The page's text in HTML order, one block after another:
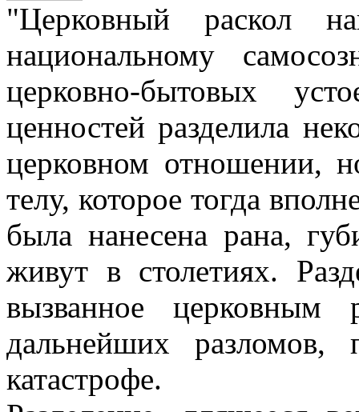
"Церковный раскол
национальному
церковно-бытовых
ценностей разделила
церковном отношении,
телу, которое тогда
была нанесена рана,
живут в столетиях.
вызванное церковным
дальнейших разломов,
катастрофе.